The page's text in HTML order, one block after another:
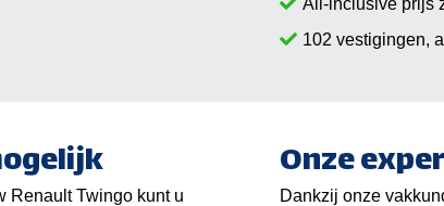
All-inclusive prijs
vestigingen,
Renault Twingo kunt u
Onze
Dankzij onze